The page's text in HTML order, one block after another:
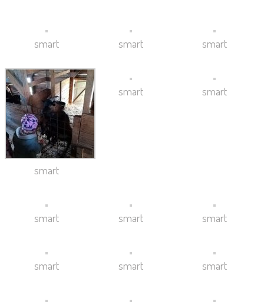
smart smart smart
smart
smart smart
smart smart smart
smart smart smart